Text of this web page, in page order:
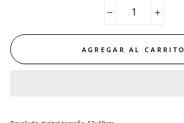
AGREGAR AL CARRITO